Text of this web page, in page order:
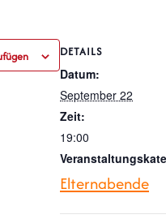
DETAILS
Datum:
September 22
Zeit:
19:00
Elternabende